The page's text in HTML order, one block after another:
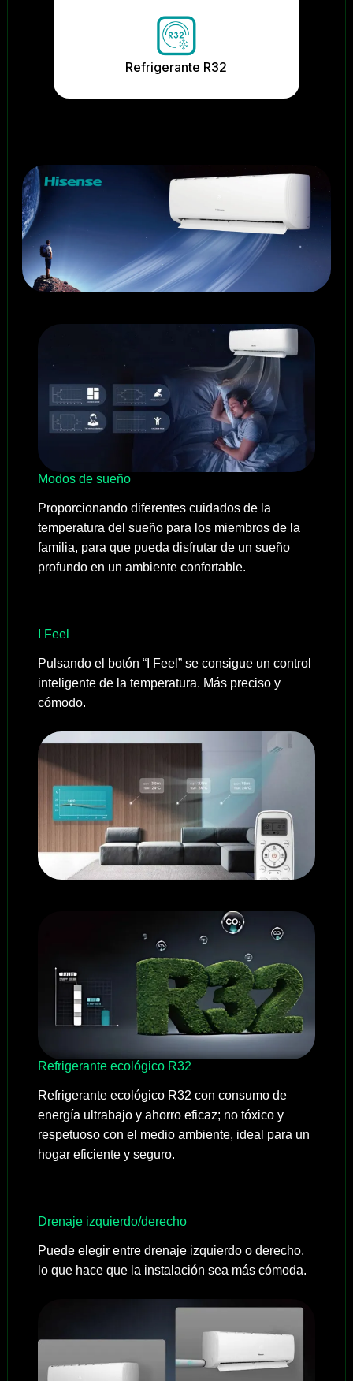
Refrigerante R32
Modos de sueño
Proporcionando diferentes cuidados de la
temperatura del sueño para los miembros de la
familia, para que pueda disfrutar de un sueño
profundo en un ambiente confortable.
I Feel
Pulsando el botón “I Feel” se consigue un control
inteligente de la temperatura. Más preciso y
cómodo.
Refrigerante ecológico R32
Refrigerante ecológico R32 con consumo de
energía ultrabajo y ahorro eficaz; no tóxico y
respetuoso con el medio ambiente, ideal para un
hogar eficiente y seguro.
Drenaje izquierdo/derecho
Puede elegir entre drenaje izquierdo o derecho,
lo que hace que la instalación sea más cómoda.